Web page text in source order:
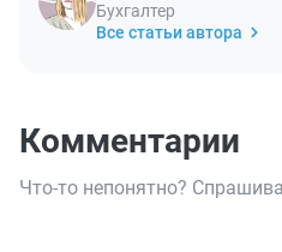
Бухгалтер
Все статьи автора
Комментарии
Что-то непонятно?